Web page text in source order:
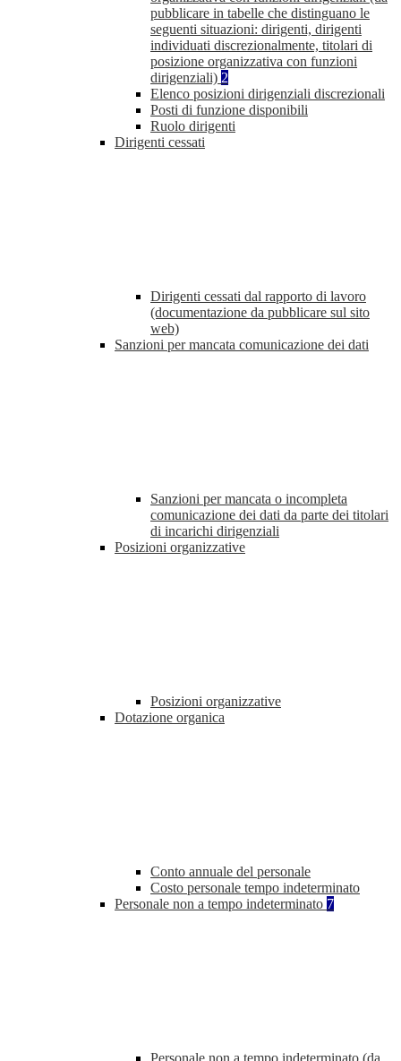
pubblicare in tabelle che distinguano le
seguenti situazioni: dirigenti, dirigenti
individuati discrezionalmente, titolari di
posizione organizzativa con funzioni
dirigenziali) 2
Elenco posizioni dirigenziali discrezionali
Posti di funzione disponibili
Ruolo dirigenti
Dirigenti cessati
Dirigenti cessati dal rapporto di lavoro
(documentazione da pubblicare sul sito
web)
Sanzioni per mancata comunicazione dei dati
Sanzioni per mancata o incompleta
comunicazione dei dati da parte dei titolari
di incarichi dirigenziali
Posizioni organizzative
Posizioni organizzative
Dotazione organica
Conto annuale del personale
Costo personale tempo indeterminato
Personale non a tempo indeterminato 7